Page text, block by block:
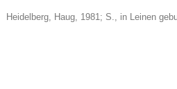
Heidelberg, Haug, 1981; S., in Leinen